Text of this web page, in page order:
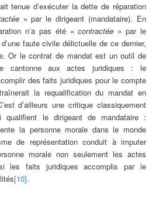
tenue d’exécuter la dette de réparation
» par le dirigeant (mandataire). En
n’a pas été «contractée » par le
faute civile délictuelle de ce dernier,
Or le contrat de mandat est un outil de
cantonne aux actes juridiques : le
des faits juridiques pour le compte
la requalification du mandat en
d’ailleurs une critique classiquement
qualifient le dirigeant de mandataire :
la personne morale dans le monde
de représentation conduit à imputer
morale non seulement les actes
les faits juridiques accomplis par le
[10].